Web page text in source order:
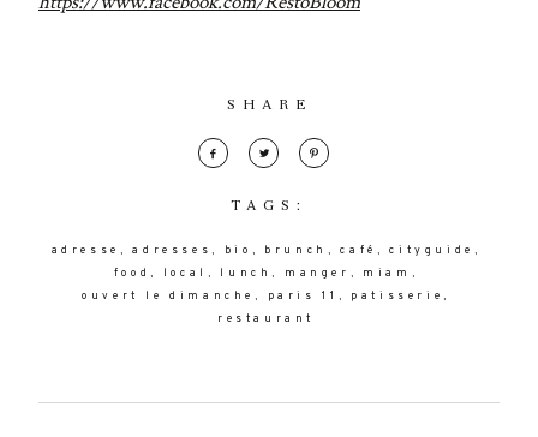
SHARE
TAGS:
adresse adresses bio brunch café cityguide
food local lunch manger miam
ouvert le dimanche paris 11 patisserie
restaurant